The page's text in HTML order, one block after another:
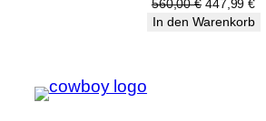
560,00€
Preis
447,99€
In den Warenkorb